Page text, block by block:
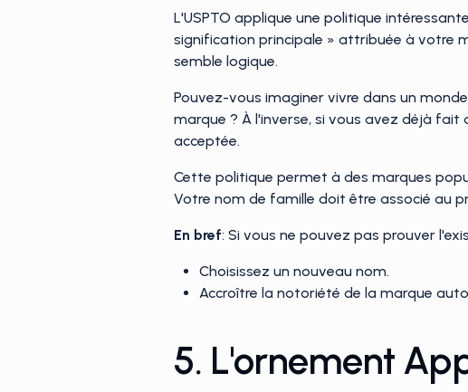
L'USPTO applique une politique
signification principale » attribuée à votre
semble logique.
Pouvez-vous imaginer vivre dans un
marque ? À l'inverse, si vous avez déjà
acceptée.
Cette politique permet à des marques
Votre nom de famille doit être associé au
En bref: Si vous ne pouvez pas prouver
Choisissez un nouveau nom.
Accroître la notoriété de la marque
5. L'ornement